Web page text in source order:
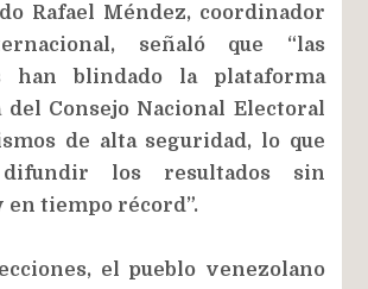
Rafael Méndez, coordinador
señaló que “las
han blindado la plataforma
Consejo Nacional Electoral
de alta seguridad, lo que
los resultados sin
en tiempo récord”.
el pueblo venezolano